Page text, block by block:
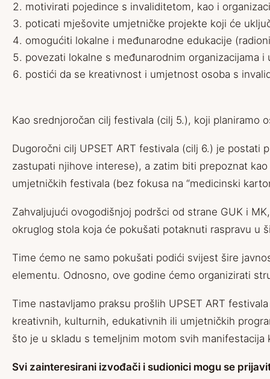
motivirati pojedince s invaliditetom, kao i
poticati mješovite umjetničke projekte koji će
omogućiti lokalne i međunarodne edukacije
povezati lokalne s međunarodnim organizacijama i
postići da se kreativnost i umjetnost osoba s
Kao srednjoročan cilj festivala (cilj 5.), koji planiramo
Dugoročni cilj UPSET ART festivala (cilj 6.) je
zastupati njihove interese), a zatim biti prepoznat
umjetničkih festivala (bez fokusa na “medicinski
Zahvaljujući ovogodišnjoj podršci od strane GUK i
okruglog stola koja će pokušati potaknuti raspravu u
Time ćemo ne samo pokušati podići svijest šire
elementu. Odnosno, ove godine ćemo organizirati
Time nastavljamo praksu prošlih UPSET ART
kreativnih, kulturnih, edukativnih ili umjetničkih
što je u skladu s temeljnim motom svih
Svi zainteresirani izvođači i sudionici mogu se